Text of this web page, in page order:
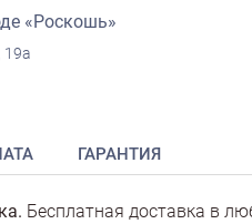
«Роскошь»
19а
ГАРАНТИЯ
Бесплатная доставка в